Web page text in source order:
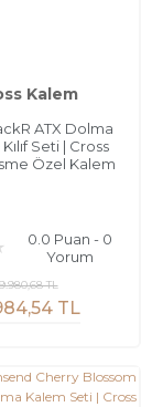
Kalem
ATX Dolma
Seti | Cross
Özel Kalem
0.0 Puan - 0
Yorum
TL
TL